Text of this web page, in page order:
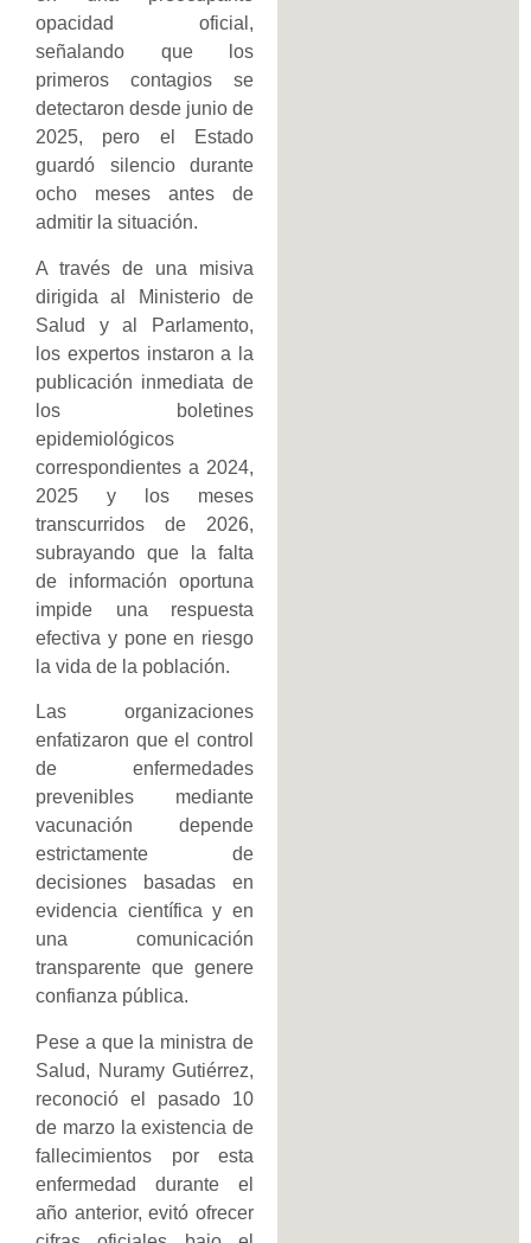
opacidad oficial,
señalando que los
primeros contagios se
detectaron desde junio de
2025, pero el Estado
guardó silencio durante
ocho meses antes de
admitir la situación.
A través de una misiva
dirigida al Ministerio de
Salud y al Parlamento,
los expertos instaron a la
publicación inmediata de
los boletines
epidemiológicos
correspondientes a 2024,
2025 y los meses
transcurridos de 2026,
subrayando que la falta
de información oportuna
impide una respuesta
efectiva y pone en riesgo
la vida de la población.
Las organizaciones
enfatizaron que el control
de enfermedades
prevenibles mediante
vacunación depende
estrictamente de
decisiones basadas en
evidencia científica y en
una comunicación
transparente que genere
confianza pública.
Pese a que la ministra de
Salud, Nuramy Gutiérrez,
reconoció el pasado 10
de marzo la existencia de
fallecimientos por esta
enfermedad durante el
año anterior, evitó ofrecer